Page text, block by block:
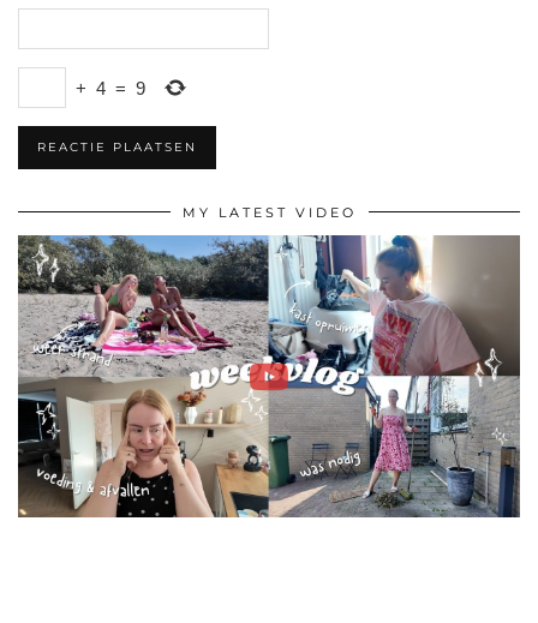
+ 4 = 9
MY LATEST VIDEO